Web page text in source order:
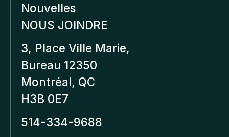
Nouvelles
NOUS JOINDRE
3, Place Ville Marie,
Bureau 12350
Montréal, QC
H3B 0E7
514-334-9688